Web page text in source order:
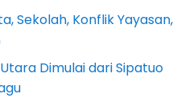
Sekolah, Konflik Yayasan,
Dimulai dari Sipatuo